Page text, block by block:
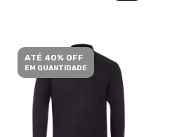
ATÉ 40% OFF
EM QUANTIDADE